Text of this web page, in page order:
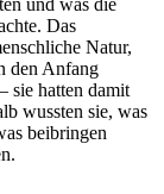
Das
Natur,
den Anfang
sie hatten damit
wussten sie, was
beibringen